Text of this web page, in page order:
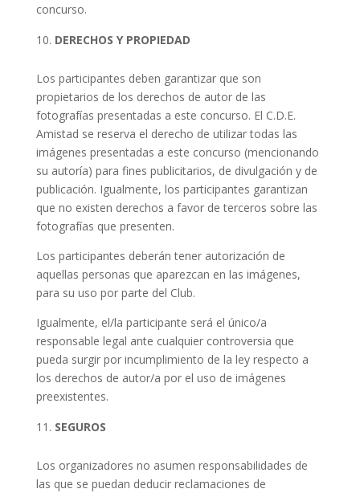
concurso.
DERECHOS Y PROPIEDAD
Los participantes deben garantizar que son
propietarios de los derechos de autor de las
fotografías presentadas a este concurso. El C.D.E.
Amistad se reserva el derecho de utilizar todas las
imágenes presentadas a este concurso (mencionando
su autoría) para fines publicitarios, de divulgación y de
publicación. Igualmente, los participantes garantizan
que no existen derechos a favor de terceros sobre las
fotografías que presenten.
Los participantes deberán tener autorización de
aquellas personas que aparezcan en las imágenes,
para su uso por parte del Club.
Igualmente, el/la participante será el único/a
responsable legal ante cualquier controversia que
pueda surgir por incumplimiento de la ley respecto a
los derechos de autor/a por el uso de imágenes
preexistentes.
SEGUROS
Los organizadores no asumen responsabilidades de
las que se puedan deducir reclamaciones de